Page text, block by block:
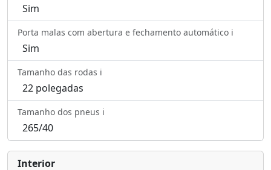
Sim
Porta malas com abertura e fechamento automático ℹ️
Sim
Tamanho das rodas ℹ️
22 polegadas
Tamanho dos pneus ℹ️
265/40
Interior